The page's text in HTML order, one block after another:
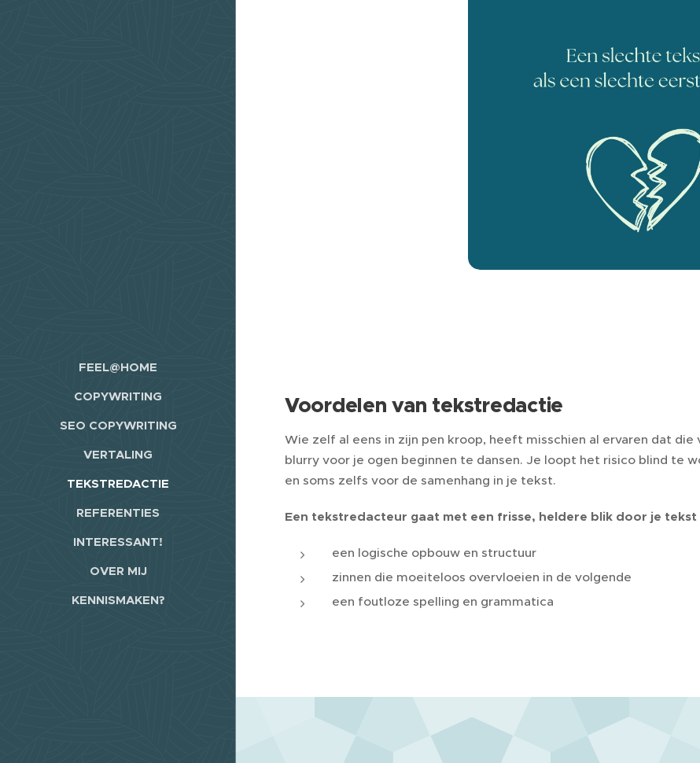
FEEL@HOME
COPYWRITING
SEO COPYWRITING
VERTALING
TEKSTREDACTIE
REFERENTIES
INTERESSANT!
OVER MIJ
KENNISMAKEN?
Voordelen van tekstredactie
Wie zelf al eens in zijn pen kroop, heeft misschien al ervaren dat
blurry voor je ogen beginnen te dansen. Je loopt het risico blind te
en soms zelfs voor de samenhang in je tekst.
Een tekstredacteur gaat met een frisse, heldere blik door je
een logische opbouw en structuur
zinnen die moeiteloos overvloeien in de volgende
een foutloze spelling en grammatica